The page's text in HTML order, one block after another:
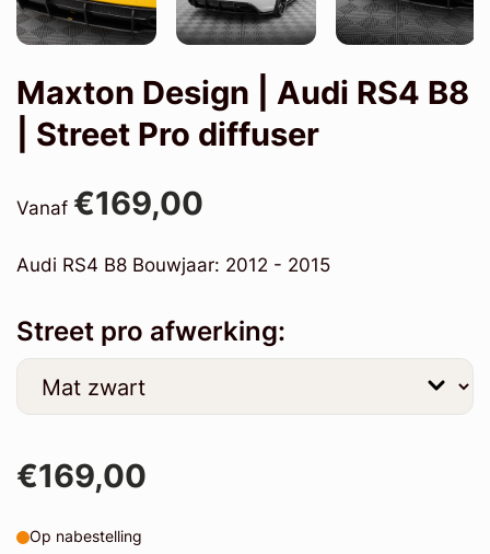
Maxton Design | Audi RS4 B8
| Street Pro diffuser
Vanaf €169,00
Audi RS4 B8 Bouwjaar: 2012 - 2015
Street pro afwerking:
€169,00
Op nabestelling